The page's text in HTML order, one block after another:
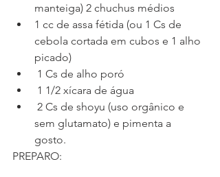
manteiga) 2 chuchus médios
1 cc de assa fétida (ou 1 Cs de
cebola cortada em cubos e 1 alho
picado)
1 Cs de alho poró
1 1/2 xícara de água
sem glutamato) e pimenta a
gosto.
PREPARO: